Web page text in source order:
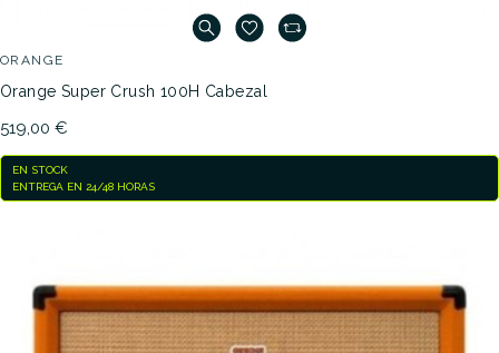
ORANGE
Orange Super Crush 100H Cabezal
519,00 €
EN STOCK
ENTREGA EN 24/48 HORAS